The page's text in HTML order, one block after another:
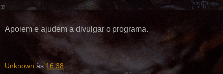
Apoiem e ajudem a divulgar o programa.
Unknown às 16:38